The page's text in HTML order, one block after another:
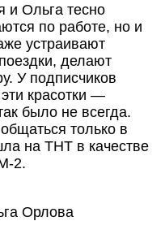
и Ольга тесно
по работе, но и
устраивают
делают
У подписчиков
красотки —
было не всегда.
только в
на ТНТ в качестве
2.
Орлова